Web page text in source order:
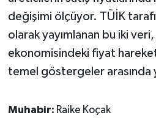
değişimi ölçüyor. TÜİK
olarak yayımlanan bu iki
ekonomisindeki fiyat
temel göstergeler arasında
Muhabir: Raike Koçak